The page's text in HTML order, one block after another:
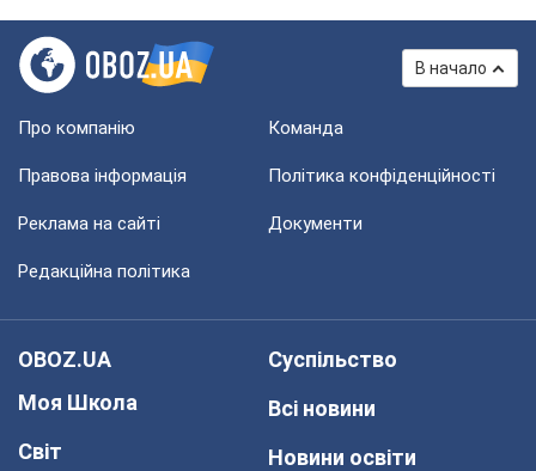
В начало
Про компанію Команда
Правова інформація Політика конфіденційності
Реклама на сайті Документи
Редакційна політика
OBOZ.UA
Моя Школа
Світ
Суспільство
Всі новини
Новини освіти